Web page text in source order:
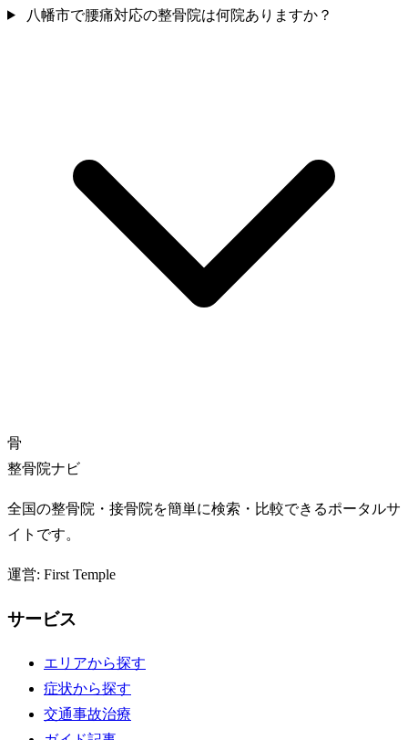
八幡市で腰痛対応の整骨院は何院ありますか？
骨
整骨院ナビ
全国の整骨院・接骨院を簡単に検索・比較できるポータルサ
イトです。
運営: First Temple
サービス
エリアから探す
症状から探す
交通事故治療